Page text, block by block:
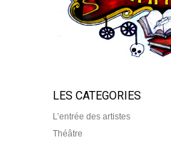
LES CATEGORIES
L’entrée des artistes
Théâtre